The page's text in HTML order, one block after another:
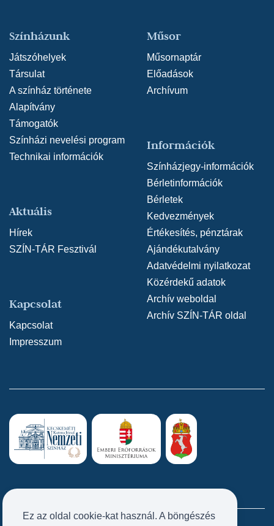
Ez az oldal cookie-kat használ. A böngészés
Színházunk
Játszóhelyek
Társulat
A színház története
Alapítvány
Támogatók
Színházi nevelési program
Technikai információk
Műsor
Műsornaptár
Előadások
Archívum
Aktuális
Hírek
SZÍN-TÁR Fesztivál
Információk
Színházjegy-információk
Bérletinformációk
Bérletek
Kedvezmények
Értékesítés, pénztárak
Ajándékutalvány
Adatvédelmi nyilatkozat
Közérdekű adatok
Archív weboldal
Archív SZÍN-TÁR oldal
Kapcsolat
Kapcsolat
Impresszum